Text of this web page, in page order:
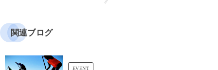
関連ブログ
EVENT